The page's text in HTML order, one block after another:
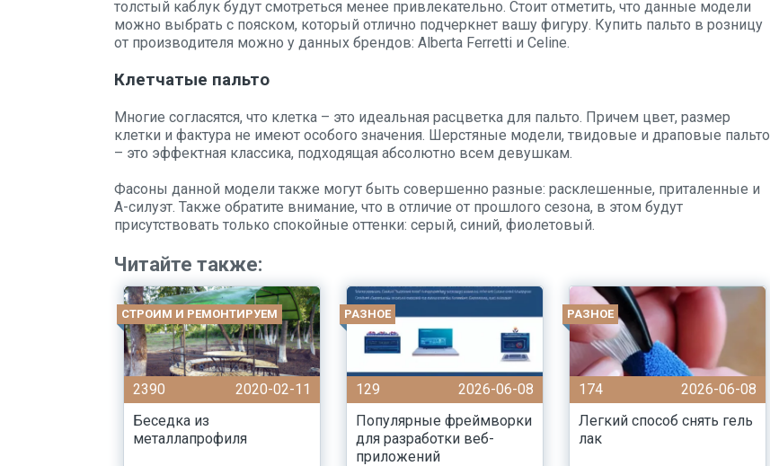
толстый каблук будут смотреться менее привлекательно. Стоит отметить, что данные модели
можно выбрать с пояском, который отлично подчеркнет вашу фигуру. Купить пальто в розницу
от производителя можно у данных брендов: Alberta Ferretti и Celine.
Клетчатые пальто
Многие согласятся, что клетка – это идеальная расцветка для пальто. Причем цвет, размер
клетки и фактура не имеют особого значения. Шерстяные модели, твидовые и драповые пальто
– это эффектная классика, подходящая абсолютно всем девушкам.
Фасоны данной модели также могут быть совершенно разные: расклешенные, приталенные и
А-силуэт. Также обратите внимание, что в отличие от прошлого сезона, в этом будут
присутствовать только спокойные оттенки: серый, синий, фиолетовый.
Читайте также:
СТРОИМ И РЕМОНТИРУЕМ
2390
2020-02-11
Беседка из
металлапрофиля
РАЗНОЕ
129
2026-06-08
Популярные фреймворки
для разработки веб-
приложений
РАЗНОЕ
174
2026-06-08
Легкий способ снять гель
лак